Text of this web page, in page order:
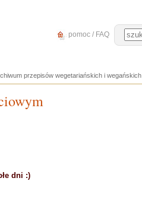
pomoc / FAQ
przepisów wegetariańskich i wegańskich
dni :)